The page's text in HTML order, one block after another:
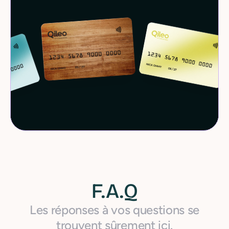
F.A.Q
Les réponses à vos questions se
trouvent sûrement ici.